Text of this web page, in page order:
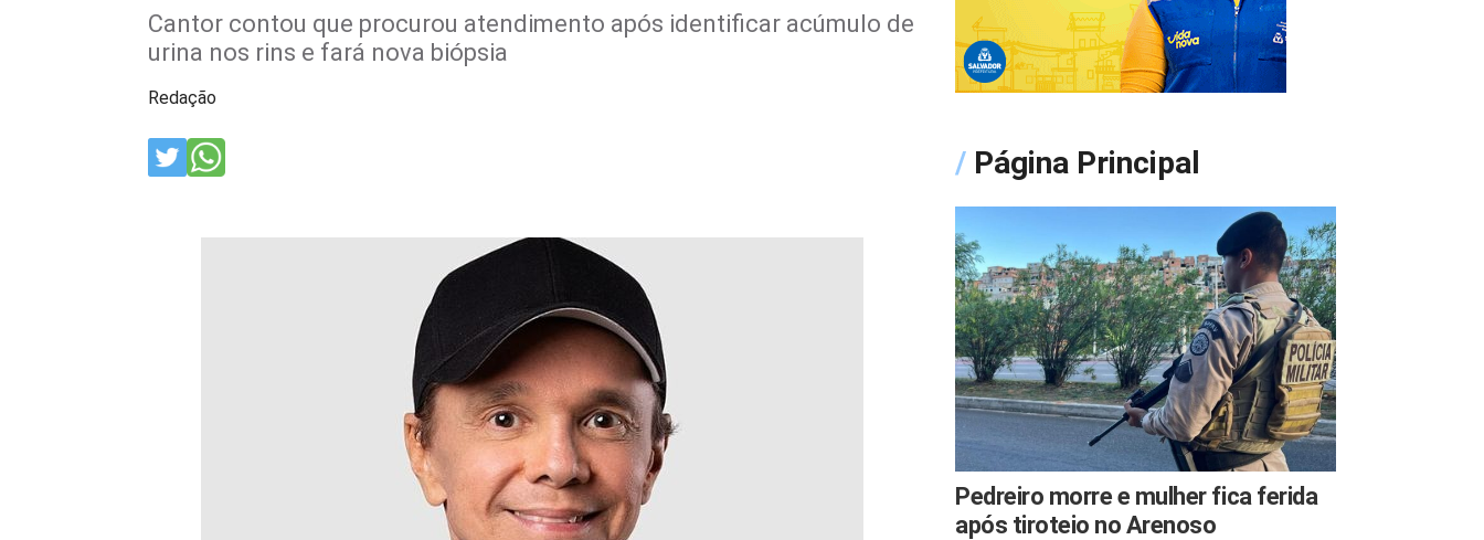
Cantor contou que procurou atendimento após identificar acúmulo de
urina nos rins e fará nova biópsia
Redação
/ Página Principal
Pedreiro morre e mulher fica ferida
após tiroteio no Arenoso